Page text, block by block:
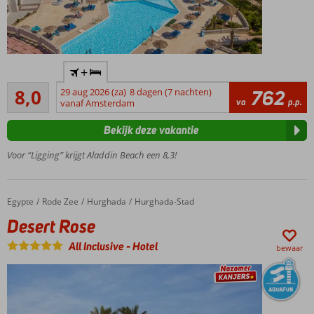
Uitstekende prijs-
kwaliteitverhouding
Direct aan
het privé
zandstrand
2 van de 3
à-la-carte
inclusief
Connected
Gratis
onbeperkt
8,0
Zeer goed
157
beoordelingen
+
29 aug 2026 (za) 8 dagen (7 nachten)
vanaf Amsterdam
va 762 p.p.
Voor “Ligging” krijgt Aladdin Beach een 8,3!
Bekijk deze vakantie
Home
Egypte Rode Zee Hurghada Hurghada-Stad
Desert Rose
Desert Rose
All Inclusive-Hotel bewaar